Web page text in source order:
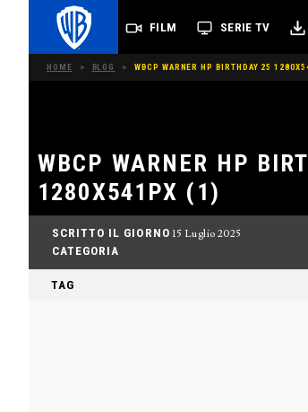
FILM SERIE TV
HOME > BLOG > WBCP WARNER HP BIRTHDAY 25
WBCP WARNER HP
1280X541PX (1)
SCRITTO IL GIORNO 15 Luglio 2025
CATEGORIA
TAG